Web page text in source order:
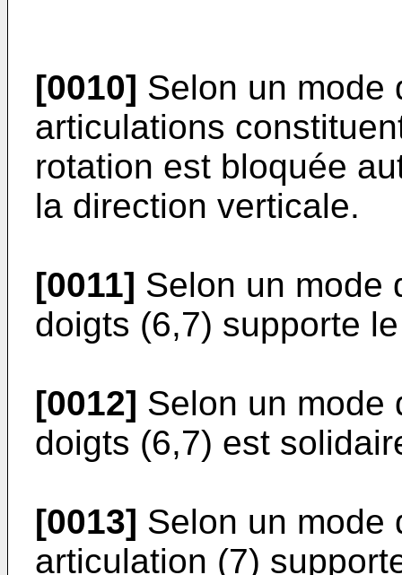
[0010] Selon un mode
articulations
rotation est bloquée
la direction verticale.
[0011] Selon un mode
doigts (6,7) supporte
[0012] Selon un mode
doigts (6,7) est
[0013] Selon un mode
articulation (7)